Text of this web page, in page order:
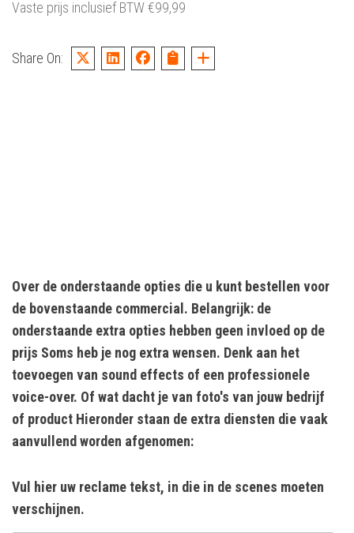
Vaste prijs inclusief BTW€99,99
Share On:
Over de onderstaande opties die u kunt bestellen voor
de bovenstaande commercial. Belangrijk: de
onderstaande extra opties hebben geen invloed op de
prijs Soms heb je nog extra wensen. Denk aan het
toevoegen van sound effects of een professionele
voice-over. Of wat dacht je van foto's van jouw bedrijf
of product Hieronder staan de extra diensten die vaak
aanvullend worden afgenomen:
Vul hier uw reclame tekst, in die in de scenes moeten
verschijnen.